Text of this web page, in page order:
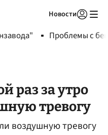
Новости
Проблемы с
раз за утро
тревогу
воздушную тревогу